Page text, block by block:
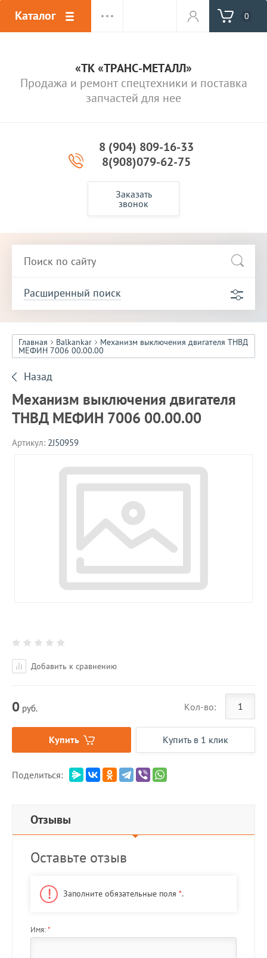
Каталог 0
«ТК «ТРАНС-МЕТАЛЛ»
Продажа и ремонт спецтехники и поставка
запчастей для нее
8 (904) 809-16-33
8(908)079-62-75
Заказать
звонок
Расширенный поиск
Главная Balkankar Механизм выключения двигателя ТНВД
МЕФИН 7006 00.00.00
Назад
Механизм выключения двигателя
ТНВД МЕФИН 7006 00.00.00
Артикул: 2J50959
Добавить к сравнению
0 руб. Кол-во:
Купить Купить в 1 клик
Поделиться:
Отзывы
Оставьте отзыв
Заполните обязательные поля *.
Имя:*